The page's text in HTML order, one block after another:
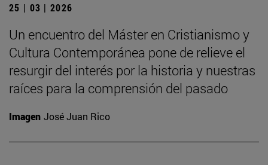
25 | 03 | 2026
Un encuentro del Máster en Cristianismo y
Cultura Contemporánea pone de relieve el
resurgir del interés por la historia y nuestras
raíces para la comprensión del pasado
Imagen José Juan Rico